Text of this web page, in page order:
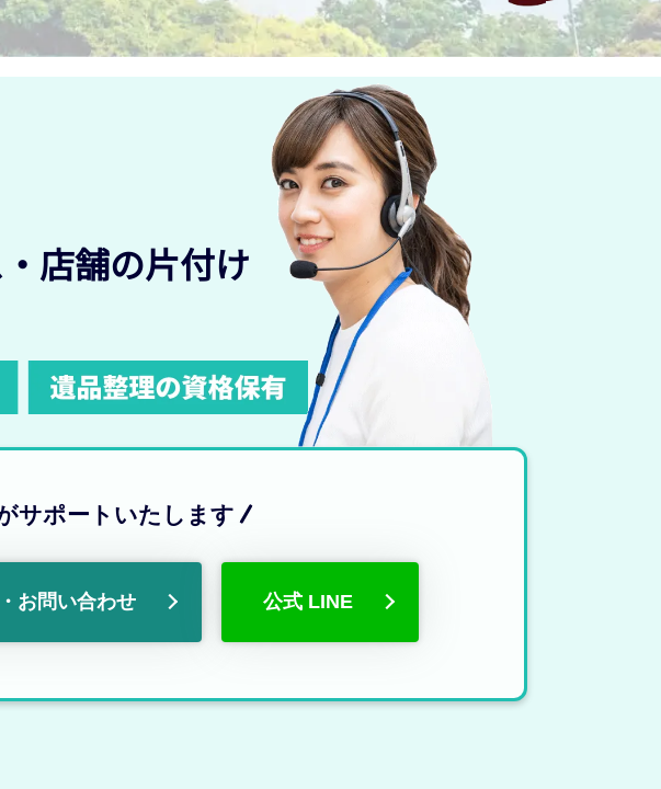
店舗の片付け
サポートいたします
お問い合わせ 公式 LINE